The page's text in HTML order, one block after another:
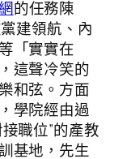
的任務陳
建領航、內
「實實在
這聲冷笑的
和弦。方面
學院經由過
職位”的產教
基地，先生